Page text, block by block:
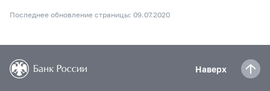
Последнее обновление страницы: 09.07.2020
Наверх